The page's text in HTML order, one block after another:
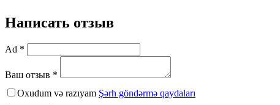
Написать отзыв
Ad *
Ваш отзыв *
Oxudum və razıyam Şərh göndərmə qaydaları